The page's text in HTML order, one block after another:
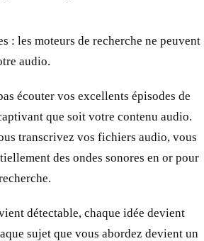
: les moteurs de recherche ne peuvent
audio.
écouter vos excellents épisodes de
que soit votre contenu audio.
transcrivez vos fichiers audio, vous
des ondes sonores en or pour
détectable, chaque idée devient
sujet que vous abordez devient un